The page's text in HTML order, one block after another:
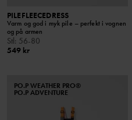
PILEFLEECEDRESS
Varm og god i myk pile – perfekt i vognen
og på armen
Stl: 56-80
549 kr
PO.P WEATHER PRO®
PO.P ADVENTURE